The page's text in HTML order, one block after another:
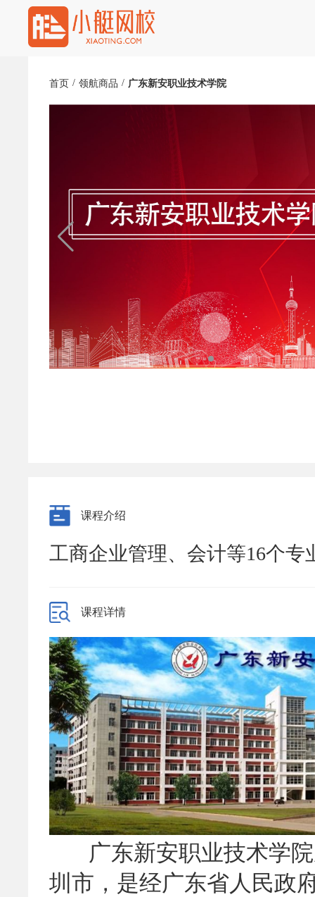
首页 / 领航商品 / 广东新安职业技术学院
课程介绍
工商企业管理、会计等16个专
课程详情
广东新安职业技术学院
圳市，是经广东省人民政